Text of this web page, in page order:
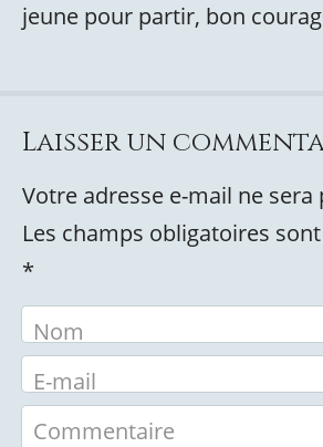
jeune pour partir, bon
Laisser un
Votre adresse e-mail ne sera
Les champs obligatoires
*
Nom
E-mail
Commentaire